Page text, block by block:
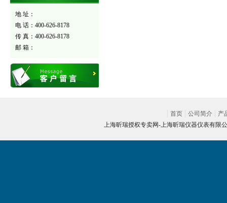
地 址：
电 话：400-626-8178
传 真：400-626-8178
邮 箱：
首页 公司简介
产
上海昕瑞授权专卖网-上海昕瑞仪器仪表有限